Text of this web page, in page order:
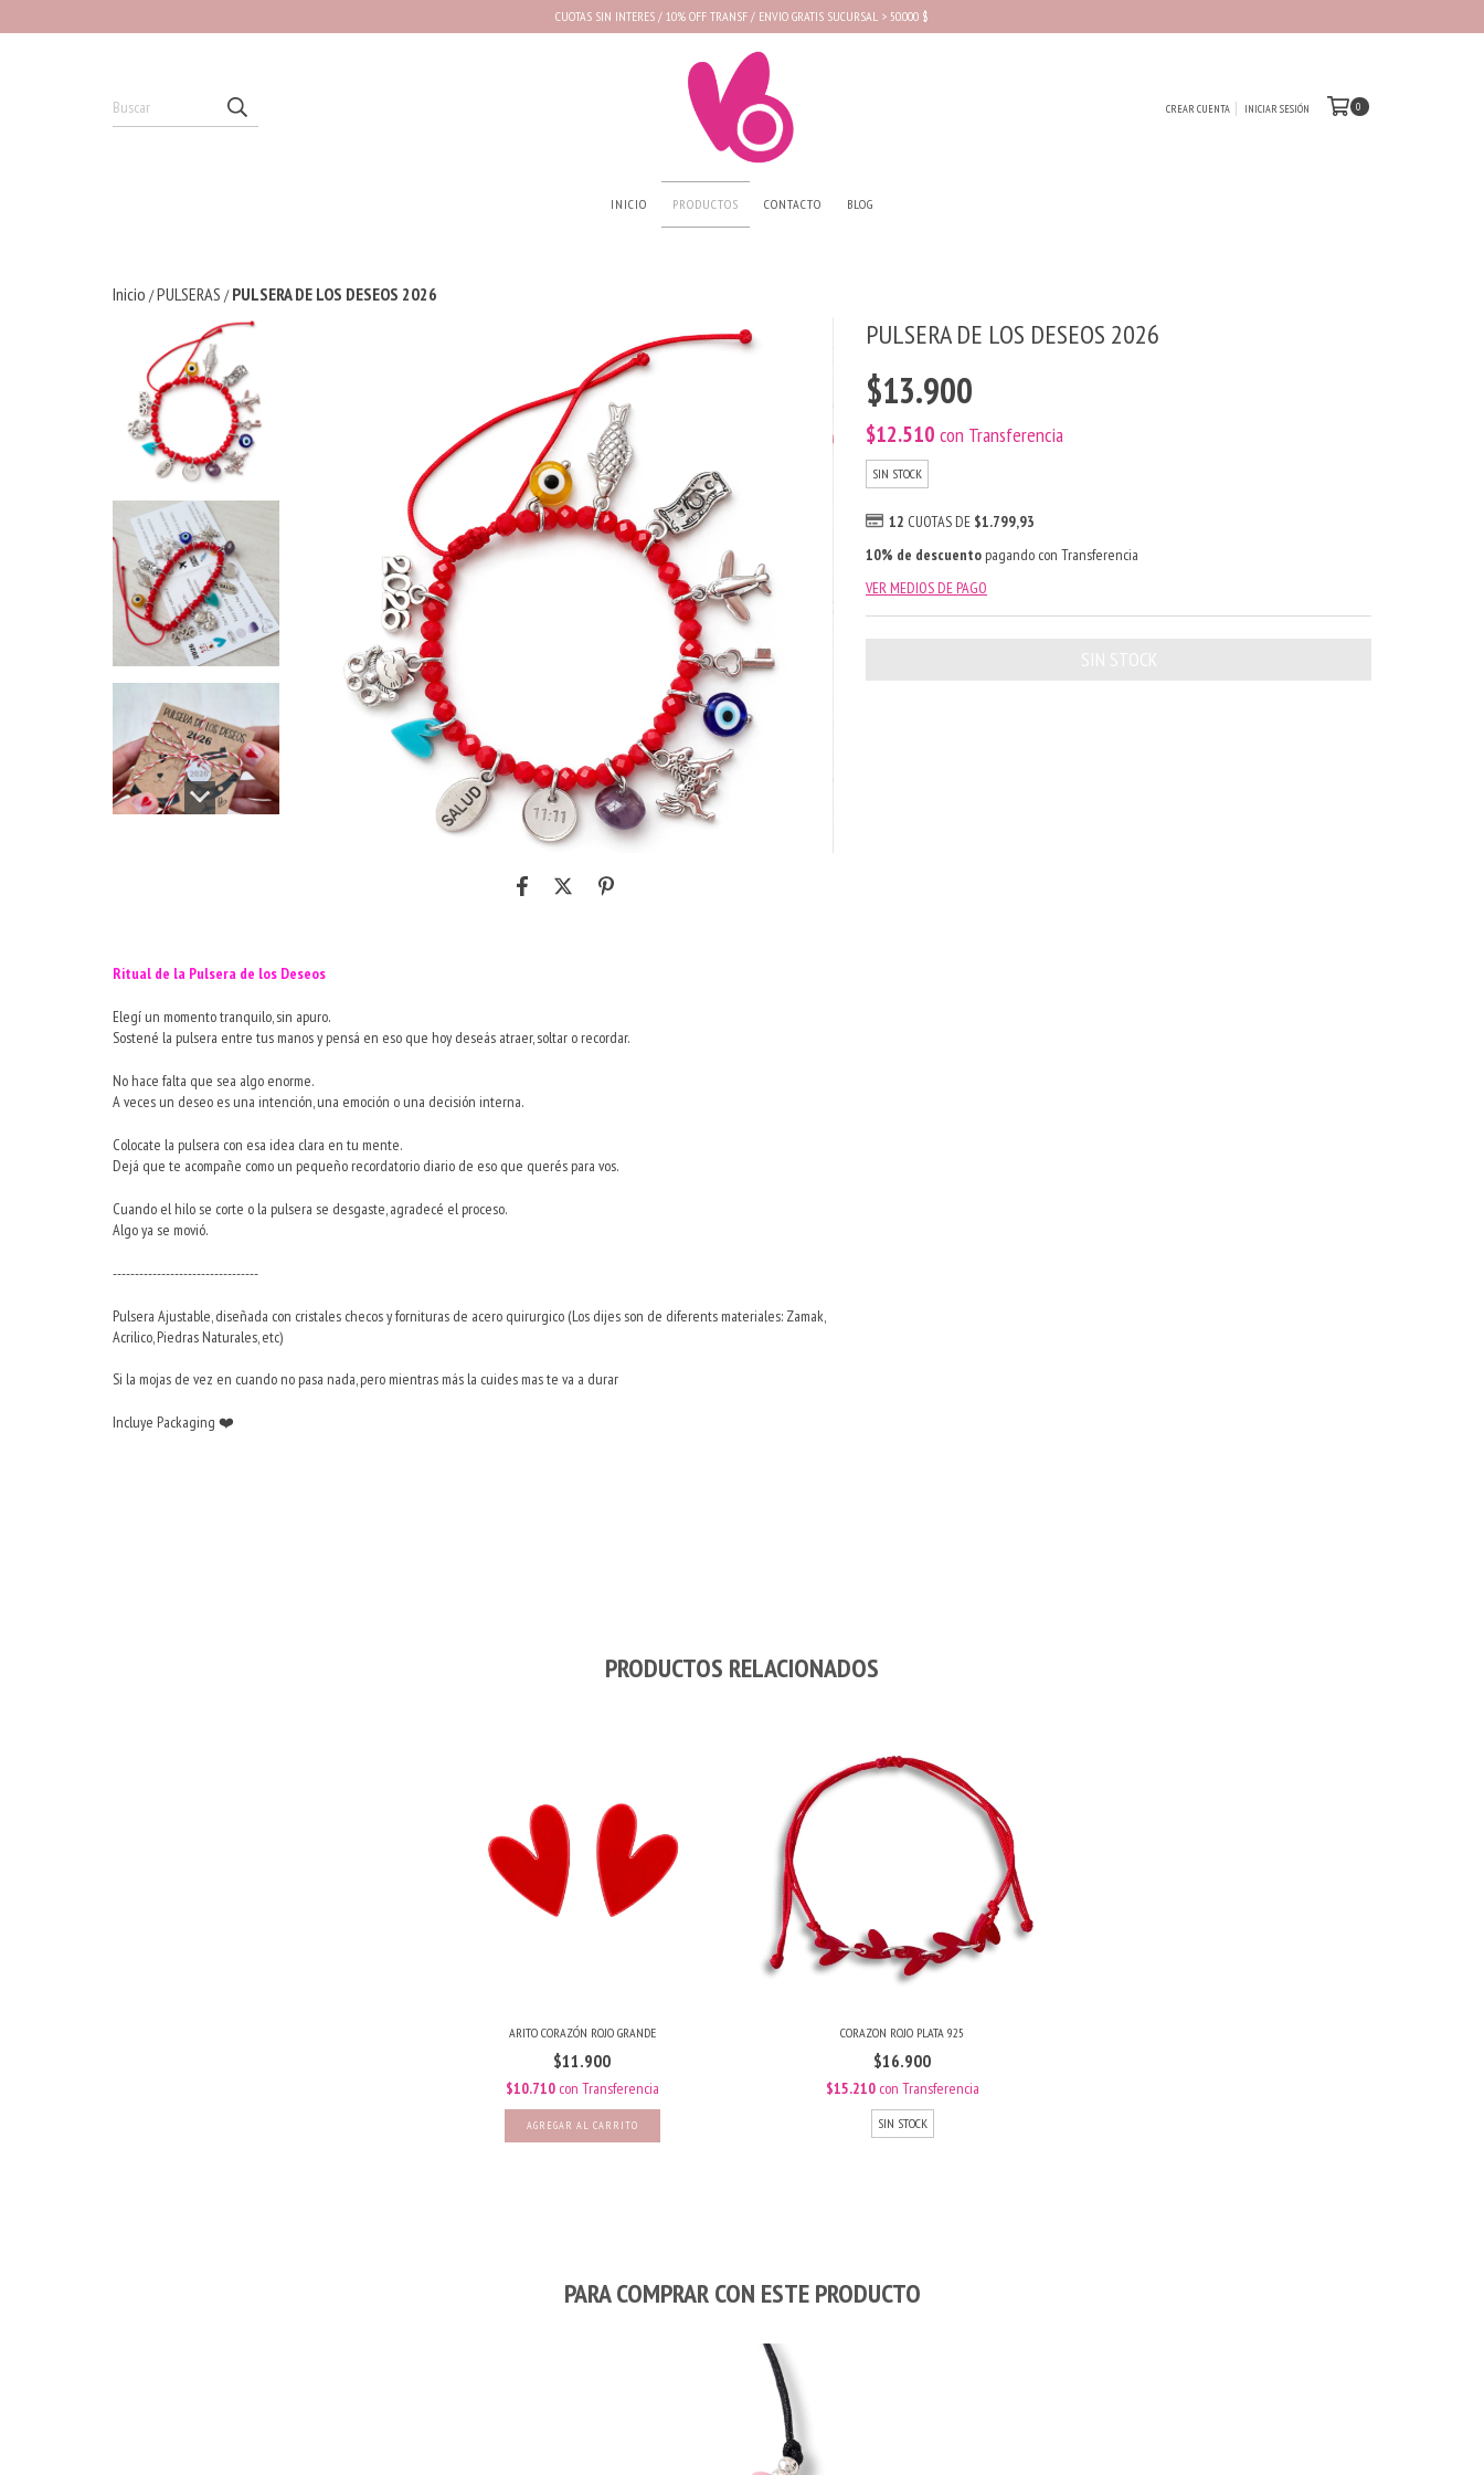
CUOTAS SIN INTERES / 10% OFF TRANSF / ENVIO GRATIS SUCURSAL > 50.000 $
CREAR CUENTA INICIAR SESIÓN 0
INICIO PRODUCTOS CONTACTO BLOG
Inicio /PULSERAS / PULSERA DE LOS DESEOS 2026
Ritual de la Pulsera de los Deseos
Elegí un momento tranquilo, sin apuro.
Sostené la pulsera entre tus manos y pensá en eso que hoy deseás atraer, soltar o recordar.
No hace falta que sea algo enorme.
A veces un deseo es una intención, una emoción o una decisión interna.
Colocate la pulsera con esa idea clara en tu mente.
Dejá que te acompañe como un pequeño recordatorio diario de eso que querés para vos.
Cuando el hilo se corte o la pulsera se desgaste, agradecé el proceso.
Algo ya se movió.
---------------------------------
Pulsera Ajustable, diseñada con cristales checos y fornituras de acero quirurgico (Los dijes son de diferents materiales: Zamak,
Acrilico, Piedras Naturales, etc)
Si la mojas de vez en cuando no pasa nada, pero mientras más la cuides mas te va a durar
Incluye Packaging ❤️
PULSERA DE LOS DESEOS 2026
$13.900
$12.510con Transferencia
SIN STOCK
12 CUOTAS DE $1.799,93
10% de descuento pagando con Transferencia
VER MEDIOS DE PAGO
PRODUCTOS RELACIONADOS
ARITO CORAZÓN ROJO GRANDE
$11.900
$10.710 con Transferencia
CORAZON ROJO PLATA 925
$16.900
$15.210 con Transferencia
SIN STOCK
PARA COMPRAR CON ESTE PRODUCTO